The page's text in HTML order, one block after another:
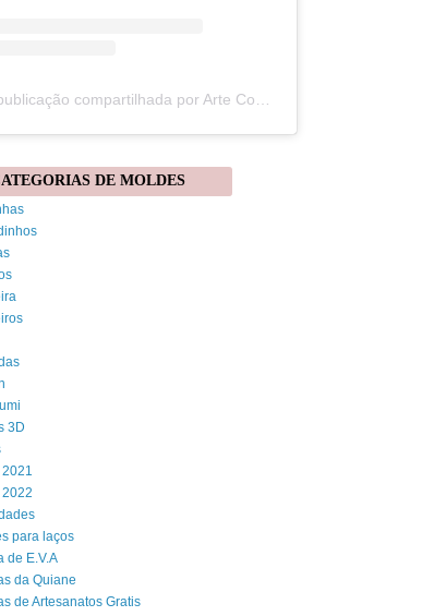
DE MOLDES
3D
para laços
de E.V.A
da Quiane
de Artesanatos Gratis